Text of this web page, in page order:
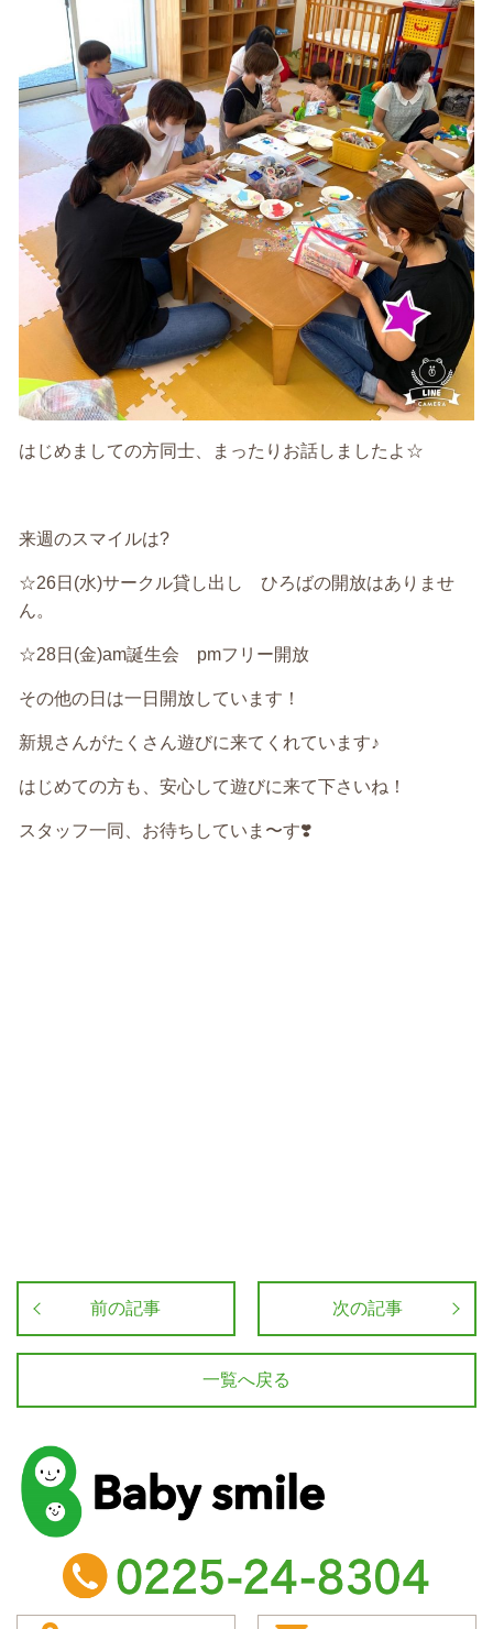
はじめましての方同士、まったりお話しましたよ☆
来週のスマイルは?
☆26日(水)サークル貸し出し ひろばの開放はありませ
ん。
☆28日(金)am誕生会 pmフリー開放
その他の日は一日開放しています！
新規さんがたくさん遊びに来てくれています♪
はじめての方も、安心して遊びに来て下さいね！
スタッフ一同、お待ちしていま〜す❣️
前の記事 次の記事
一覧へ戻る
baby smile
TEL：0225-24-8304